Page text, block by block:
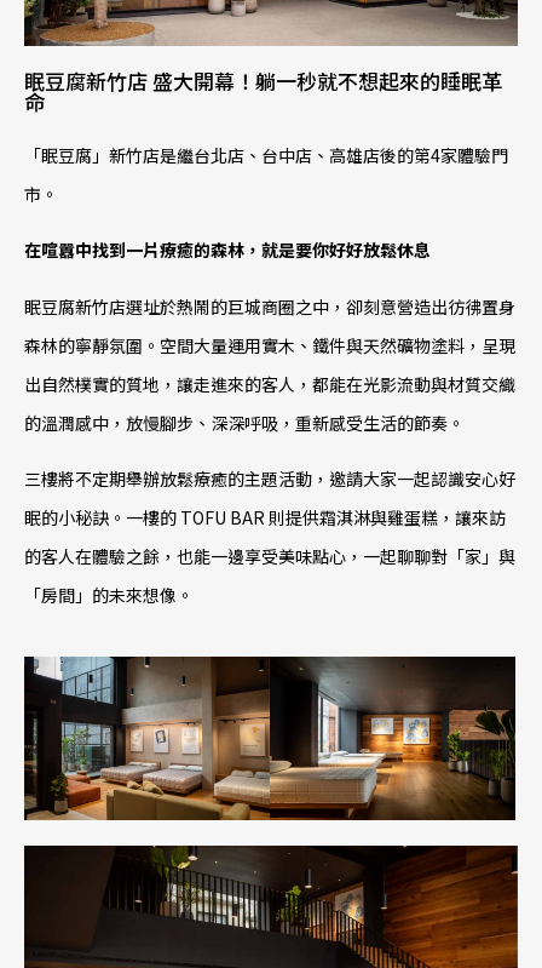
眠豆腐新竹店 盛大開幕！躺一秒就不想起來的睡眠革
命
「眠豆腐」新竹店是繼台北店、台中店、高雄店後的第4家體驗門
市。
在喧囂中找到一片療癒的森林，就是要你好好放鬆休息
眠豆腐新竹店選址於熱鬧的巨城商圈之中，卻刻意營造出彷彿置身
森林的寧靜氛圍。空間大量運用實木、鐵件與天然礦物塗料，呈現
出自然樸實的質地，讓走進來的客人，都能在光影流動與材質交織
的溫潤感中，放慢腳步、深深呼吸，重新感受生活的節奏。
三樓將不定期舉辦放鬆療癒的主題活動，邀請大家一起認識安心好
眠的小秘訣。一樓的 TOFU BAR 則提供霜淇淋與雞蛋糕，讓來訪
的客人在體驗之餘，也能一邊享受美味點心，一起聊聊對「家」與
「房間」的未來想像。